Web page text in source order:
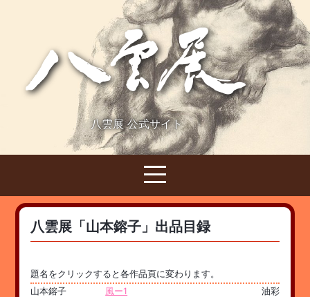
八雲展 公式サイト
八雲展「山本鎔子」出品目録
題名をクリックすると各作品頁に変わります。
山本鎔子
風ー1
油彩